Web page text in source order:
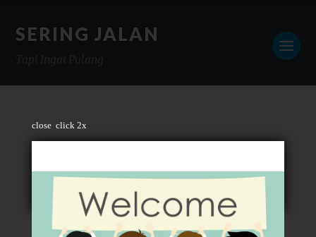
close click 2x
SERING JALAN